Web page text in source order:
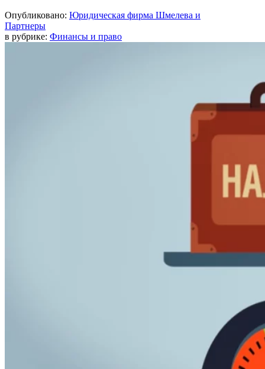
Опубликовано: Юридическая фирма Шмелева и
Партнеры
в рубрике: Финансы и право